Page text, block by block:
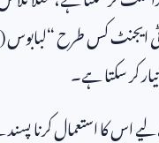
ٹی ایجنٹ کس طرح “لبابوس (
کر سکتا ہے۔
اس کا استعمال کرنا